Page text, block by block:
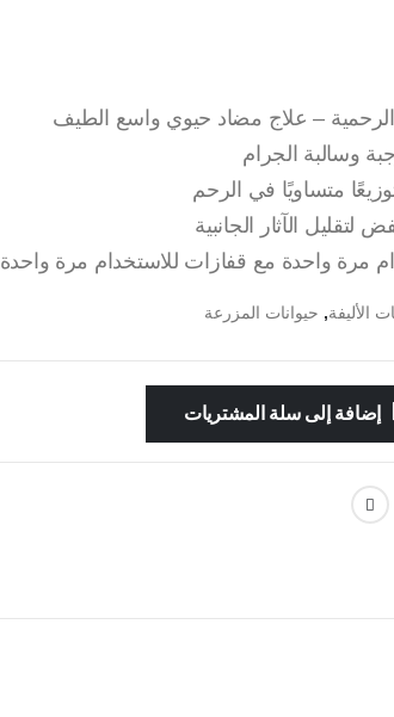
– علاج مضاد حيوي واسع الطيف
وسالبة الجرام
متساويًا في الرحم
الآثار الجانبية
مرة واحدة مع قفازات للاستخدام مرة واحدة
الأليفة, حيوانات المزرعة
إضافة إلى سلة المشتريات